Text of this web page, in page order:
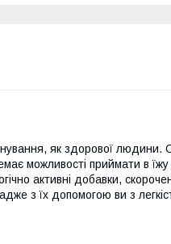
як здорової
можливості приймати в їжу
активні добавки,
з їх допомогою ви з